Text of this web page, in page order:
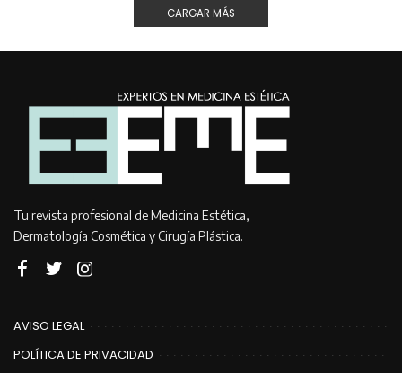
CARGAR MÁS
Tu revista profesional de Medicina Estética,
Dermatología Cosmética y Cirugía Plástica.
AVISO LEGAL
POLÍTICA DE PRIVACIDAD